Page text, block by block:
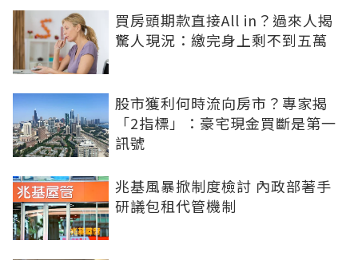
買房頭期款直接All in？過來人揭
驚人現況：繳完身上剩不到五萬
股市獲利何時流向房市？專家揭
「2指標」：豪宅現金買斷是第一
訊號
兆基風暴掀制度檢討 內政部著手
研議包租代管機制